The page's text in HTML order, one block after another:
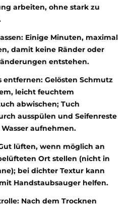
arbeiten, ohne stark zu
Einige Minuten, maximal
damit keine Ränder oder
entstehen.
entfernen: Gelösten Schmutz
leicht feuchtem
abwischen; Tuch
ausspülen und Seifenreste
aufnehmen.
lüften, wenn möglich an
Ort stellen (nicht in
bei dichter Textur kann
Handstaubsauger helfen.
Nach dem Trocknen